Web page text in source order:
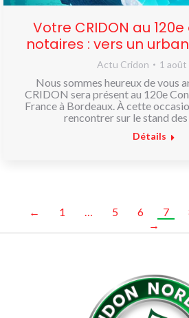
Votre CRIDON au
notaires : vers un
Actu Cridon 1 août
Nous sommes heureux de vous
CRIDON sera présent au 120e
France à Bordeaux. À cette
rencontrer sur le stand
Détails
← 1 … 5 6 7
→